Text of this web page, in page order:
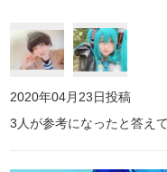
2020年04月23日投稿
3 人が参考になったと答え